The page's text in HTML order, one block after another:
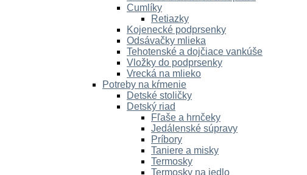
Cumlíky
Retiazky
Kojenecké podprsenky
Odsávačky mlieka
Tehotenské a dojčiace vankúše
Vložky do podprsenky
Vrecká na mlieko
Potreby na kŕmenie
Detské stoličky
Detský riad
Fľaše a hrnčeky
Jedálenské súpravy
Príbory
Taniere a misky
Termosky
Termosky na jedlo